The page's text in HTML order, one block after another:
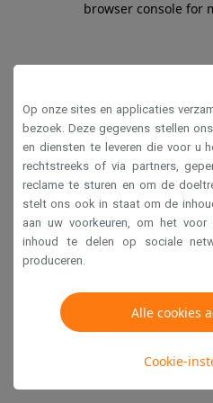
browser console for
Op onze sites en applicaties
bezoek. Deze gegevens stellen
en diensten te leveren die voor u
rechtstreeks of via partners,
reclame te sturen en om de
stelt ons ook in staat om de
aan uw voorkeuren, om het
inhoud te delen op sociale
produceren.
Alle cookies
Cookie-